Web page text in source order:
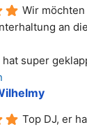
Wir
an
super
Top DJ, er